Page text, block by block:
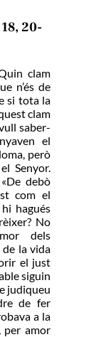
20-
clam
n’és de
si tota la
clam
saber-
el
però
Senyor.
debò
com el
hagués
No
dels
la vida
el just
siguin
judiqueu
de fer
a la
per amor